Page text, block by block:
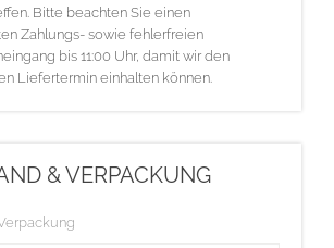
Bitte beachten Sie einen
Zahlungs- sowie fehlerfreien
bis 11:00 Uhr, damit wir den
Liefertermin einhalten können.
& VERPACKUNG